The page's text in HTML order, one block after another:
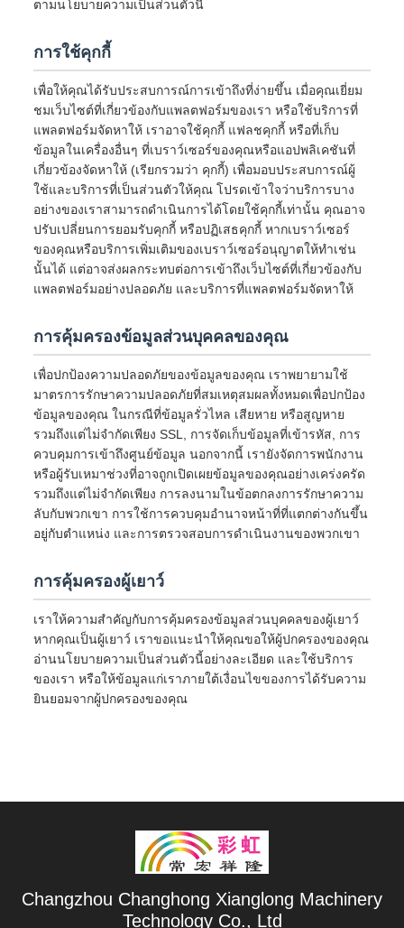
ตามนโยบายความเป็นส่วนตัวนี้
การใช้คุกกี้
เพื่อให้คุณได้รับประสบการณ์การเข้าถึงที่ง่ายขึ้น เมื่อคุณเยี่ยม
ชมเว็บไซต์ที่เกี่ยวข้องกับแพลตฟอร์มของเรา หรือใช้บริการที่
แพลตฟอร์มจัดหาให้ เราอาจใช้คุกกี้ แฟลชคุกกี้ หรือที่เก็บ
ข้อมูลในเครื่องอื่นๆ ที่เบราว์เซอร์ของคุณหรือแอปพลิเคชันที่
เกี่ยวข้องจัดหาให้ (เรียกรวมว่า คุกกี้) เพื่อมอบประสบการณ์ผู้
ใช้และบริการที่เป็นส่วนตัวให้คุณ โปรดเข้าใจว่าบริการบาง
อย่างของเราสามารถดำเนินการได้โดยใช้คุกกี้เท่านั้น คุณอาจ
ปรับเปลี่ยนการยอมรับคุกกี้ หรือปฏิเสธคุกกี้ หากเบราว์เซอร์
ของคุณหรือบริการเพิ่มเติมของเบราว์เซอร์อนุญาตให้ทำเช่น
นั้นได้ แต่อาจส่งผลกระทบต่อการเข้าถึงเว็บไซต์ที่เกี่ยวข้องกับ
แพลตฟอร์มอย่างปลอดภัย และบริการที่แพลตฟอร์มจัดหาให้
การคุ้มครองข้อมูลส่วนบุคคลของคุณ
เพื่อปกป้องความปลอดภัยของข้อมูลของคุณ เราพยายามใช้
มาตรการรักษาความปลอดภัยที่สมเหตุสมผลทั้งหมดเพื่อปกป้อง
ข้อมูลของคุณ ในกรณีที่ข้อมูลรั่วไหล เสียหาย หรือสูญหาย
รวมถึงแต่ไม่จำกัดเพียง SSL, การจัดเก็บข้อมูลที่เข้ารหัส, การ
ควบคุมการเข้าถึงศูนย์ข้อมูล นอกจากนี้ เรายังจัดการพนักงาน
หรือผู้รับเหมาช่วงที่อาจถูกเปิดเผยข้อมูลของคุณอย่างเคร่งครัด
รวมถึงแต่ไม่จำกัดเพียง การลงนามในข้อตกลงการรักษาความ
ลับกับพวกเขา การใช้การควบคุมอำนาจหน้าที่ที่แตกต่างกันขึ้น
อยู่กับตำแหน่ง และการตรวจสอบการดำเนินงานของพวกเขา
การคุ้มครองผู้เยาว์
เราให้ความสำคัญกับการคุ้มครองข้อมูลส่วนบุคคลของผู้เยาว์
หากคุณเป็นผู้เยาว์ เราขอแนะนำให้คุณขอให้ผู้ปกครองของคุณ
อ่านนโยบายความเป็นส่วนตัวนี้อย่างละเอียด และใช้บริการ
ของเรา หรือให้ข้อมูลแก่เราภายใต้เงื่อนไขของการได้รับความ
ยินยอมจากผู้ปกครองของคุณ
Changzhou Changhong Xianglong Machinery
Technology Co., Ltd